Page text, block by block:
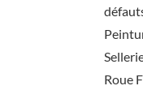
Roue